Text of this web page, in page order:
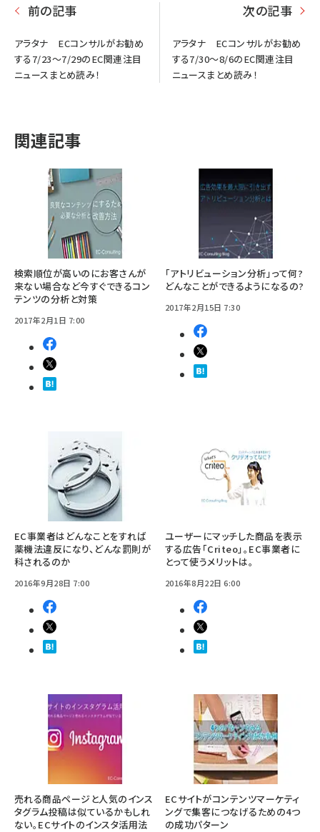
前の記事
アラタナ ECコンサルがお勧め
する7/23〜7/29のEC関連注目
ニュースまとめ読み！
次の記事
アラタナ ECコンサルがお勧め
する7/30〜8/6のEC関連注目
ニュースまとめ読み！
関連記事
検索順位が高いのにお客さんが
来ない場合など今すぐできるコン
テンツの分析と対策
2017年2月1日 7:00
「アトリビューション分析」って何?
どんなことができるようになるの?
2017年2月15日 7:30
EC事業者はどんなことをすれば
薬機法違反になり、どんな罰則が
科されるのか
2016年9月28日 7:00
ユーザーにマッチした商品を表示
する広告「Criteo」。EC事業者に
とって使うメリットは。
2016年8月22日 6:00
売れる商品ページと人気のインス
タグラム投稿は似ているかもしれ
ない。ECサイトのインスタ活用法
ECサイトがコンテンツマーケティ
ングで集客につなげるための4つ
の成功パターン